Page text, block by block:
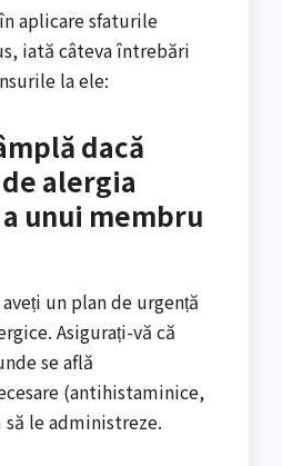
aplicare sfaturile
iată câteva întrebări
la ele:
dacă
alergia
unui membru
un plan de urgență
Asigurați-vă că
se află
(antihistaminice,
le administreze.